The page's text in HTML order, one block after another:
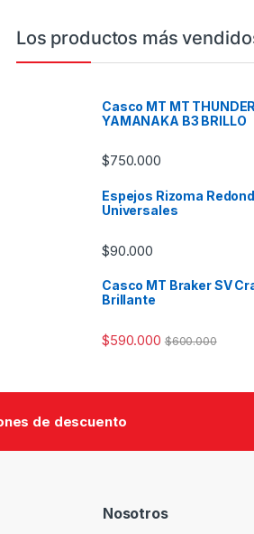
Los productos más
Casco MT MT
YAMANAKA B3 BRILLO
$750.000
Espejos Rizoma
Universales
$90.000
Casco MT Braker SV
Brillante
$590.000 $600.000
de descuento
Nosotros